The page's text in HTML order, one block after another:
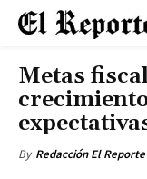
Metas
By Redacción El